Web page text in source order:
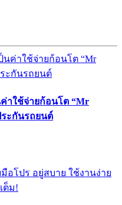
าใช้จ่ายก้อนโต “Mr
ะกันรถยนต์